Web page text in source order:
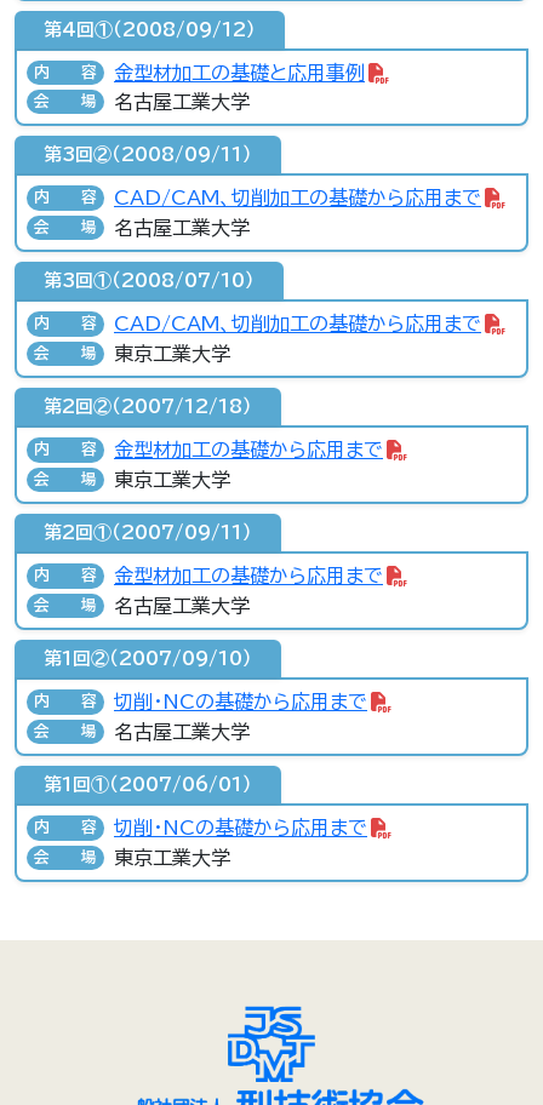
第4回①（2008/09/12）
内容 金型材加工の基礎と応用事例
会場 名古屋工業大学
第3回②（2008/09/11）
内容 CAD/CAM、切削加工の基礎から応用まで
会場 名古屋工業大学
第3回①（2008/07/10）
内容 CAD/CAM、切削加工の基礎から応用まで
会場 東京工業大学
第2回②（2007/12/18）
内容 金型材加工の基礎から応用まで
会場 東京工業大学
第2回①（2007/09/11）
内容 金型材加工の基礎から応用まで
会場 名古屋工業大学
第1回②（2007/09/10）
内容 切削・NCの基礎から応用まで
会場 名古屋工業大学
第1回①（2007/06/01）
内容 切削・NCの基礎から応用まで
会場 東京工業大学